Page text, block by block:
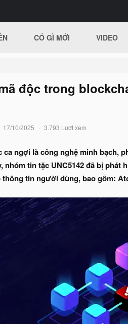
CÓ GÌ MỚI VIDEO
độc trong
17/10/2025 3.793 Lượt xem
ngợi là công nghệ minh bạch,
nhóm tin tặc UNC5142 đã bị
thông tin người dùng, bao gồm: